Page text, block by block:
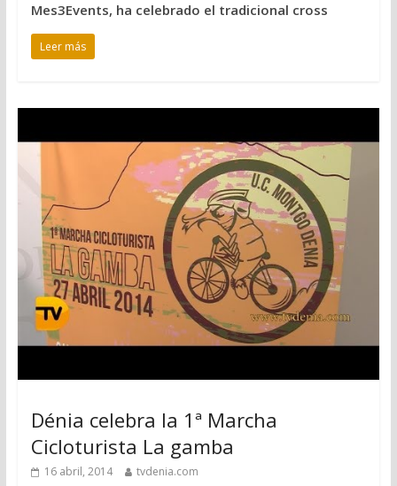
Mes3Events, ha celebrado el tradicional cross
Leer más
Dénia celebra la 1ª Marcha
Cicloturista La gamba
16 abril, 2014 tvdenia.com